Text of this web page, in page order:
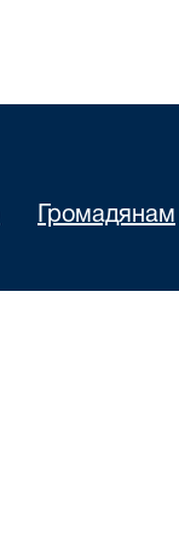
Громадянам